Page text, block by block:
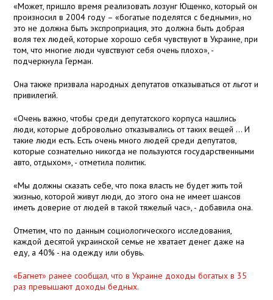
«Может, пришло время реализовать лозунг Ющенко, который он
произносил в 2004 году – «богатые поделятся с бедными», но
это не должна быть экспроприация, это должна быть добрая
воля тех людей, которые хорошо себя чувствуют в Украине, при
том, что многие люди чувствуют себя очень плохо», -
подчеркнула Герман.
Она также призвала народных депутатов отказываться от льгот и
привилегий.
«Очень важно, чтобы среди депутатского корпуса нашлись
люди, которые добровольно отказывались от таких вещей ... И
такие люди есть. Есть очень много людей среди депутатов,
которые сознательно никогда не пользуются государственными
авто, отдыхом», - отметила политик.
«Мы должны сказать себе, что пока власть не будет жить той
жизнью, которой живут люди, до этого она не имеет шансов
иметь доверие от людей в такой тяжелый час», - добавила она.
Отметим, что по данным социологического исследования,
каждой десятой украинской семье не хватает денег даже на
еду, а 40% - на одежду или обувь.
«Багнет» ранее сообщал, что в Украине доходы богатых в 35
раз превышают доходы бедных.